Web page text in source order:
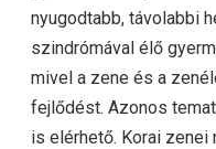
nyugodtabb, távolabbi
szindrómával élő
mivel a zene és a
fejlődést. Azonos
is elérhető. Korai